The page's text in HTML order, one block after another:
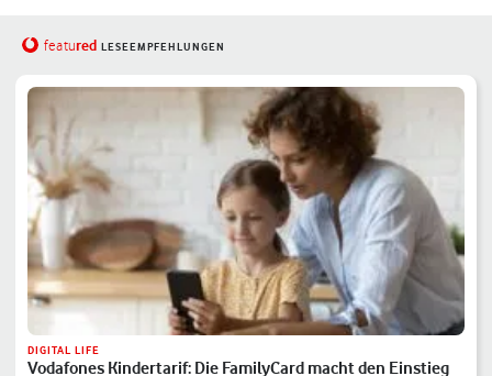
featured LESEEMPFEHLUNGEN
DIGITAL LIFE
Vodafones Kindertarif: Die FamilyCard macht den Einstieg